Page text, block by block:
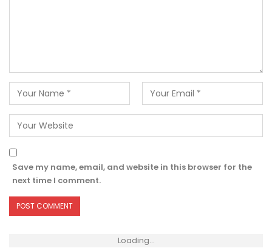
Save my name, email, and website in this browser for the
next time I comment.
Loading...